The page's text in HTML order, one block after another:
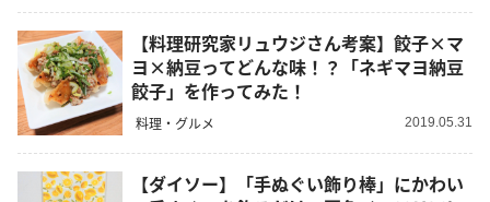
【料理研究家リュウジさん考案】餃子×マ
ヨ×納豆ってどんな味！？「ネギマヨ納豆
餃子」を作ってみた！
料理・グルメ 2019.05.31
【ダイソー】「手ぬぐい飾り棒」にかわい